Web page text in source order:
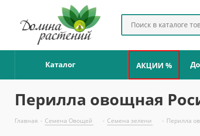
Каталог АКЦИИ %
Перилла овощная
Главная - Семена Овощей - Семена зелени - Перилла